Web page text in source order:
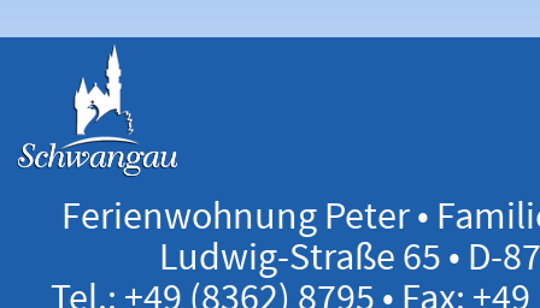
Ferienwohnung Peter •
Ludwig-Straße 65 • D-
Tel.: +49 (8362) 8795 • Fax: